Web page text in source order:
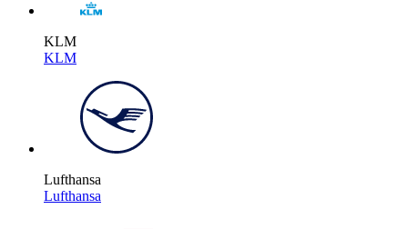
KLM
KLM
Lufthansa
Lufthansa